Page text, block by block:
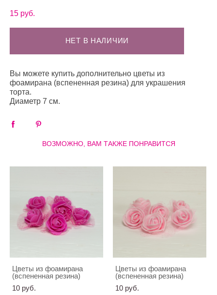
15 pуб.
НЕТ В НАЛИЧИИ
Вы можете купить дополнительно цветы из
фоамирана (вспененная резина) для украшения
торта.
Диаметр 7 см.
ВОЗМОЖНО, ВАМ ТАКЖЕ ПОНРАВИТСЯ
Цветы из фоамирана
(вспененная резина)
10 pуб.
Цветы из фоамирана
(вспененная резина)
10 pуб.